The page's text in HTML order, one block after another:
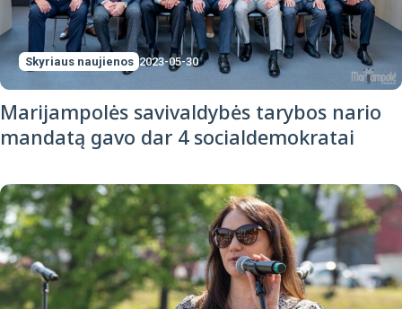
Skyriaus naujienos 2023-05-30
Marijampolės savivaldybės tarybos nario
mandatą gavo dar 4 socialdemokratai